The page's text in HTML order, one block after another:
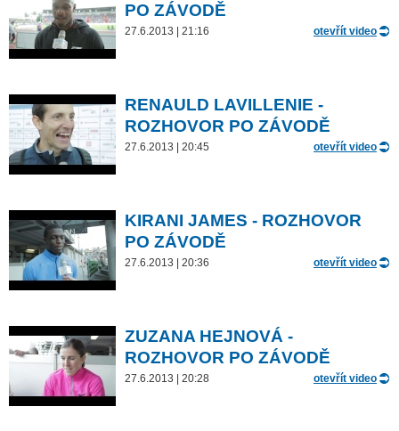
PO ZÁVODĚ
27.6.2013 | 21:16 otevřít video
RENAULD LAVILLENIE -
ROZHOVOR PO ZÁVODĚ
27.6.2013 | 20:45 otevřít video
KIRANI JAMES - ROZHOVOR
PO ZÁVODĚ
27.6.2013 | 20:36 otevřít video
ZUZANA HEJNOVÁ -
ROZHOVOR PO ZÁVODĚ
27.6.2013 | 20:28 otevřít video